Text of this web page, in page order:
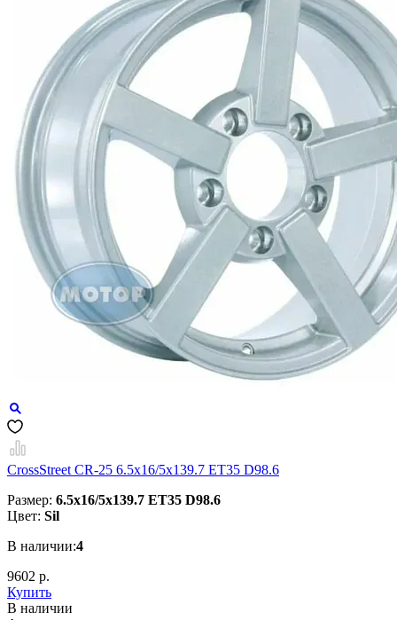
CrossStreet CR-25 6.5x16/5x139.7 ET35 D98.6
Размер: 6.5x16/5x139.7 ET35 D98.6
Цвет: Sil
В наличии:4
9602 р.
Купить
В наличии